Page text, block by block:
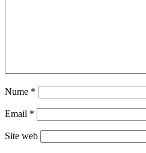
Nume *
Email *
Site web